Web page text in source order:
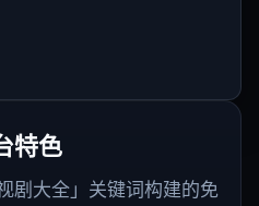
特色
剧大全」关键词构建的免